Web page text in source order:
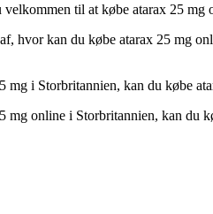
til at købe atarax 25 mg
hvor kan du købe atarax 25 mg
i Storbritannien, kan du købe
online i Storbritannien, kan du